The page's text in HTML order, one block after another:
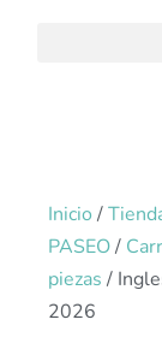
Inicio /
PASEO/
piezas /
2026